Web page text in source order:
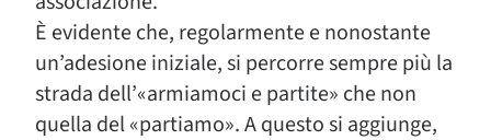
È evidente che, regolarmente e nonostante
un’adesione iniziale, si percorre sempre più la
strada dell’«armiamoci e partite» che non
quella del «partiamo». A questo si aggiunge,